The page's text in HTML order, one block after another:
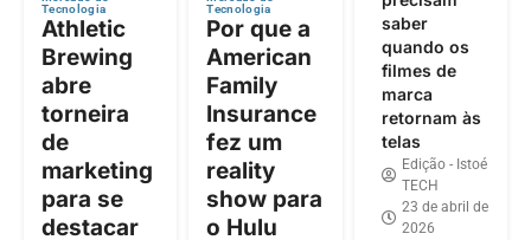
Tecnologia
Athletic
Brewing
abre
torneira
de
marketing
para se
destacar
Tecnologia
Por que a
American
Family
Insurance
fez um
reality
show para
o Hulu
saber
quando os
filmes de
marca
retornam às
telas
Edição - Istoé
TECH
23 de abril de
2026